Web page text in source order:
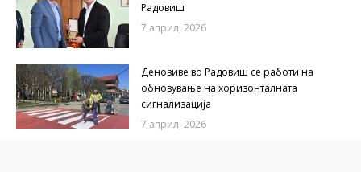
Радовиш
7 април, 2026
Деновиве во Радовиш се работи на
обновување на хоризонталната
сигнализација
7 април, 2026